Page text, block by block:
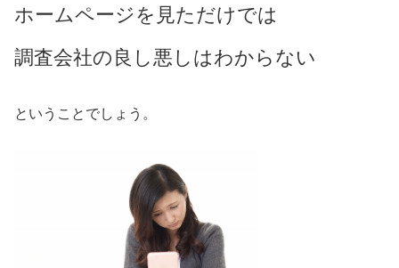
ホームページを 見た だけでは
調査会社の良し悪しはわからない
ということでしょう。